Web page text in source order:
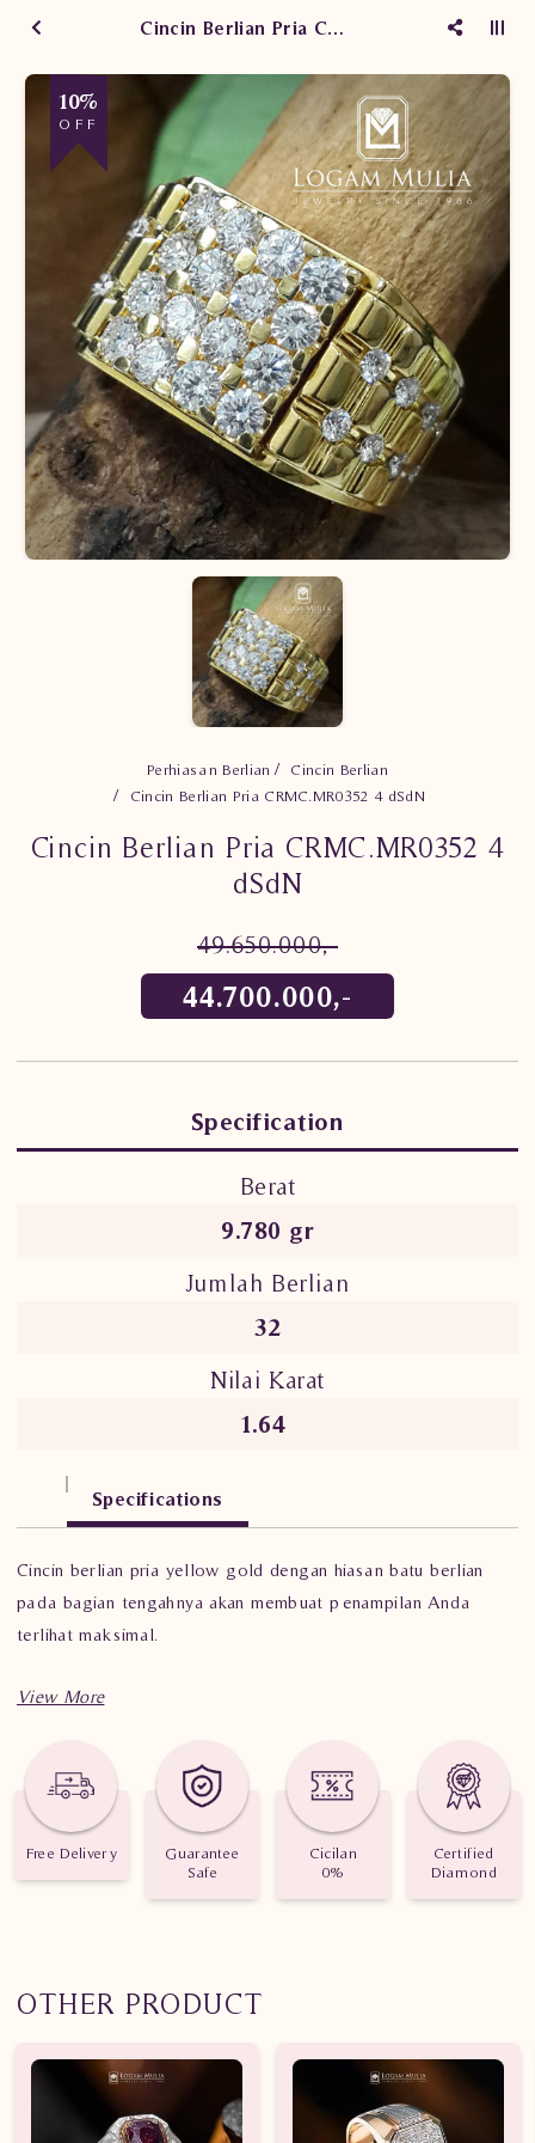
Cincin Berlian Pria CRMC.MR0352 4 dSdN
10%
OFF
Perhiasan Berlian
Cincin Berlian
Cincin Berlian Pria CRMC.MR0352 4 dSdN
Cincin Berlian Pria CRMC.MR0352 4
dSdN
49.650.000,-
44.700.000,-
Specification
Berat
9.780 gr
Jumlah Berlian
32
Nilai Karat
1.64
Specifications
Cincin berlian pria yellow gold dengan hiasan batu berlian
pada bagian tengahnya akan membuat penampilan Anda
terlihat maksimal.
Berat : 9.780 gram
Jumlah Berlian : 32 buah
Nilai Karat : 1.64 karat
Free Delivery
Guarantee
Safe
Cicilan
0%
Certified
Diamond
OTHER PRODUCT